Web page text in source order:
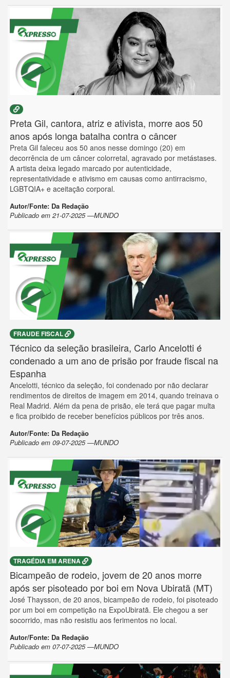
Preta Gil, cantora, atriz e ativista, morre aos 50
anos após longa batalha contra o câncer
Preta Gil faleceu aos 50 anos nesse domingo (20) em
decorrência de um câncer colorretal, agravado por metástases.
A artista deixa legado marcado por autenticidade,
representatividade e ativismo em causas como antirracismo,
LGBTQIA+ e aceitação corporal.
Autor/Fonte: Da Redação
Publicado em 21-07-2025 —MUNDO
FRAUDE FISCAL
Técnico da seleção brasileira, Carlo Ancelotti é
condenado a um ano de prisão por fraude fiscal na
Espanha
Ancelotti, técnico da seleção, foi condenado por não declarar
rendimentos de direitos de imagem em 2014, quando treinava o
Real Madrid. Além da pena de prisão, ele terá que pagar multa
e fica proibido de receber benefícios públicos por três anos.
Autor/Fonte: Da Redação
Publicado em 09-07-2025 —MUNDO
TRAGÉDIA EM ARENA
Bicampeão de rodeio, jovem de 20 anos morre
após ser pisoteado por boi em Nova Ubiratã (MT)
José Thaysson, de 20 anos, bicampeão de rodeio, foi pisoteado
por um boi em competição na ExpoUbiratã. Ele chegou a ser
socorrido, mas não resistiu aos ferimentos no local.
Autor/Fonte: Da Redação
Publicado em 07-07-2025 —MUNDO